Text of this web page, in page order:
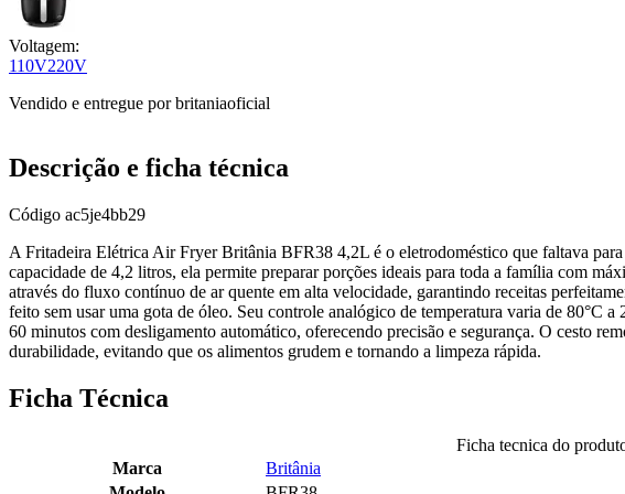
Voltagem:
110V220V
Vendido e entregue por britaniaoficial
Descrição e ficha técnica
Código ac5je4bb29
A Fritadeira Elétrica Air Fryer Britânia BFR38 4,2L é o eletrodoméstico que faltava
capacidade de 4,2 litros, ela permite preparar porções ideais para toda a família com
através do fluxo contínuo de ar quente em alta velocidade, garantindo receitas
feito sem usar uma gota de óleo. Seu controle analógico de temperatura varia de 80°C
60 minutos com desligamento automático, oferecendo precisão e segurança. O cesto
durabilidade, evitando que os alimentos grudem e tornando a limpeza rápida.
Ficha Técnica
Ficha tecnica do
Marca
Britânia